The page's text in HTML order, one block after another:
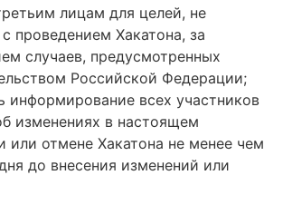
лицам для целей, не
проведением Хакатона, за
случаев, предусмотренных
Российской Федерации;
информирование всех участников
изменениях в настоящем
или отмене Хакатона не менее чем
до внесения изменений или